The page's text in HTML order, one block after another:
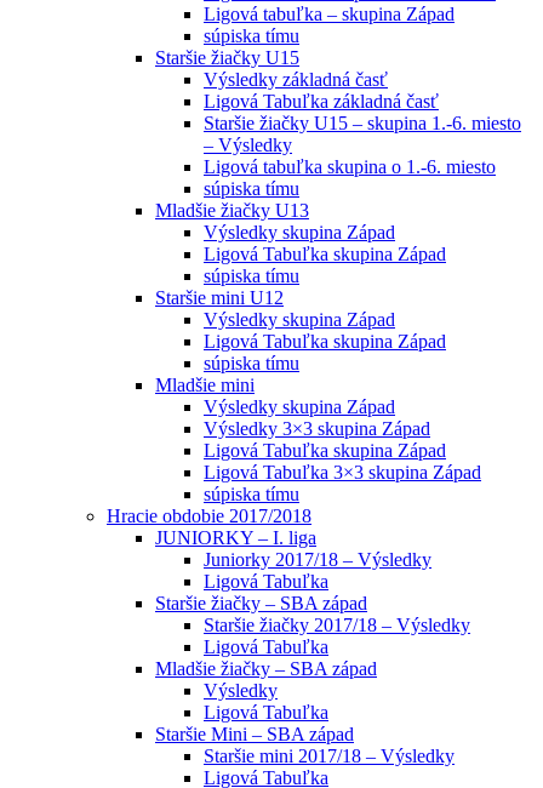
Ligová tabuľka – skupina Západ
súpiska tímu
Staršie žiačky U15
Výsledky základná časť
Ligová Tabuľka základná časť
Staršie žiačky U15 – skupina 1.-6. miesto
– Výsledky
Ligová tabuľka skupina o 1.-6. miesto
súpiska tímu
Mladšie žiačky U13
Výsledky skupina Západ
Ligová Tabuľka skupina Západ
súpiska tímu
Staršie mini U12
Výsledky skupina Západ
Ligová Tabuľka skupina Západ
súpiska tímu
Mladšie mini
Výsledky skupina Západ
Výsledky 3×3 skupina Západ
Ligová Tabuľka skupina Západ
Ligová Tabuľka 3×3 skupina Západ
súpiska tímu
Hracie obdobie 2017/2018
JUNIORKY – I. liga
Juniorky 2017/18 – Výsledky
Ligová Tabuľka
Staršie žiačky – SBA západ
Staršie žiačky 2017/18 – Výsledky
Ligová Tabuľka
Mladšie žiačky – SBA západ
Výsledky
Ligová Tabuľka
Staršie Mini – SBA západ
Staršie mini 2017/18 – Výsledky
Ligová Tabuľka